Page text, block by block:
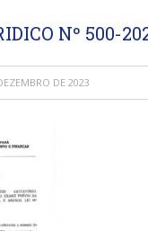
Nº 500-
DE 2023